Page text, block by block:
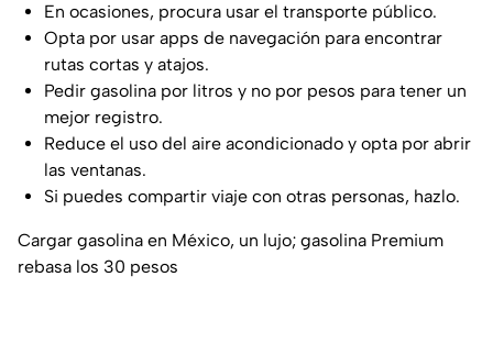
En ocasiones, procura usar el transporte público.
Opta por usar apps de navegación para encontrar
rutas cortas y atajos.
Pedir gasolina por litros y no por pesos para tener un
mejor registro.
Reduce el uso del aire acondicionado y opta por abrir
las ventanas.
Si puedes compartir viaje con otras personas, hazlo.
Cargar gasolina en México, un lujo; gasolina Premium
rebasa los 30 pesos